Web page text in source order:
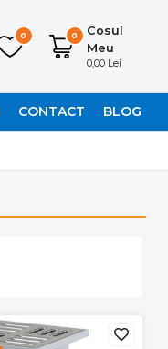
0 0
Cosul
Meu
0,00 Lei
CONTACT BLOG